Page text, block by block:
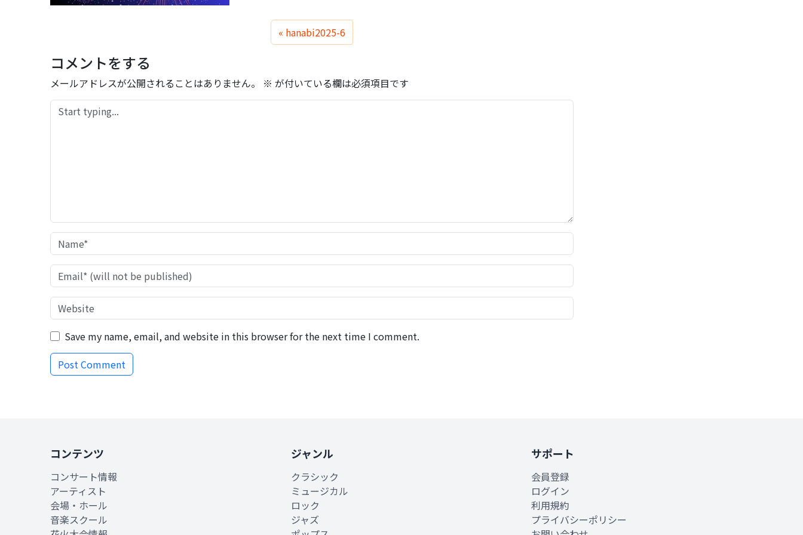
hanabi2025-6
コメントをする
メールアドレスが公開されることはありません。 ※ が付いている欄は必須項目です
Save my name, email, and website in this browser for the next time I comment.
コンテンツ
コンサート情報
アーティスト
会場・ホール
音楽スクール
ジャンル
クラシック
ミュージカル
ロック
ジャズ
サポート
会員登録
ログイン
利用規約
プライバシーポリシー